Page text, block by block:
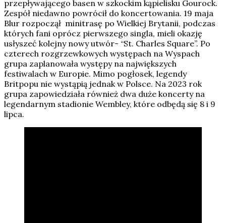
przepływającego basen w szkockim kąpielisku Gourock.
Zespół niedawno powrócił do koncertowania. 19 maja
Blur rozpoczął minitrasę po Wielkiej Brytanii, podczas
których fani oprócz pierwszego singla, mieli okazję
usłyszeć kolejny nowy utwór- “St. Charles Square”. Po
czterech rozgrzewkowych występach na Wyspach
grupa zaplanowała występy na największych
festiwalach w Europie. Mimo pogłosek, legendy
Britpopu nie wystąpią jednak w Polsce. Na 2023 rok
grupa zapowiedziała również dwa duże koncerty na
legendarnym stadionie Wembley, które odbędą się 8 i 9
lipca.